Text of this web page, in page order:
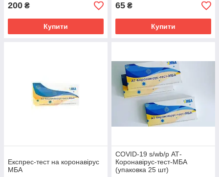
200 ₴
Купити
65 ₴
Купити
Експрес-тест на коронавірус
МБА
COVID-19 s/wb/p АТ-
Коронавірус-тест-МБА
(упаковка 25 шт)